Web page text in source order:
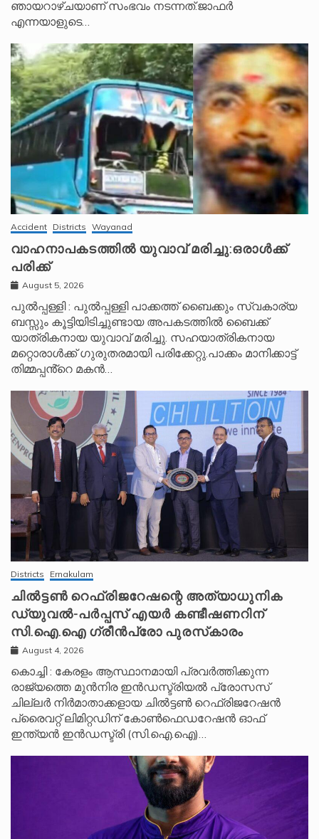
ഞായറാഴ്ചയാണ് സംഭവം നടന്നത്.ജാഫർ
എന്നയാളുടെ…
Accident Districts Wayanad
വാഹനാപകടത്തിൽ യുവാവ് മരിച്ചു:ഒരാൾക്ക്
പരിക്ക്
August 5, 2026
പുൽപ്പള്ളി : പുൽപ്പള്ളി പാക്കത്ത് ബൈക്കും സ്വകാര്യ
ബസ്സും കൂട്ടിയിടിച്ചുണ്ടായ അപകടത്തിൽ ബൈക്ക്
യാത്രികനായ യുവാവ് മരിച്ചു. സഹയാത്രികനായ
മറ്റൊരാൾക്ക് ഗുരുതരമായി പരിക്കേറ്റു.പാക്കം മാനിക്കാട്ട്
തിമ്മപ്പൻ്റെ മകൻ…
Districts Ernakulam
ചിൽട്ടൺ റെഫ്രിജറേഷന്റെ അത്യാധുനിക
ഡ്യുവൽ-പർപ്പസ് എയർ കണ്ടീഷണറിന്
സി.ഐ.ഐ ഗ്രീൻപ്രോ പുരസ്‌കാരം
August 4, 2026
കൊച്ചി : കേരളം ആസ്ഥാനമായി പ്രവർത്തിക്കുന്ന
രാജ്യത്തെ മുൻനിര ഇൻഡസ്ട്രിയൽ പ്രോസസ്
ചില്ലർ നിർമാതാക്കളായ ചിൽട്ടൺ റെഫ്രിജറേഷൻ
പ്രൈവറ്റ് ലിമിറ്റഡിന് കോൺഫെഡറേഷൻ ഓഫ്
ഇന്ത്യൻ ഇൻഡസ്ട്രി (സി.ഐ.ഐ)…